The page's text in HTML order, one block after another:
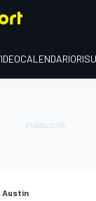
CALENDARIO
Austin